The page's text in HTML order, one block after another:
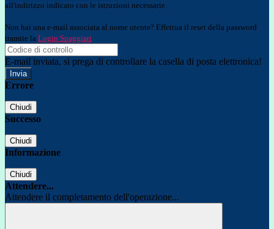
all'indirizzo indicato con le istruzioni necessarie.
Non hai una e-mail associata al nome utente? Effettua il reset della password
tramite la Login Spaggiari
E-mail inviata, si prega di controllare la casella di posta elettronica!
Errore
Chiudi
Successo
Chiudi
Informazione
Chiudi
Attendere...
Attendere il completamento dell'operazione...